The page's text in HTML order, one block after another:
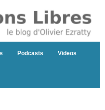
Podcasts Videos